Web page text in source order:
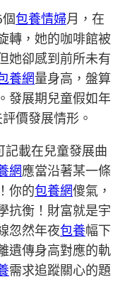
包養情婦月，在
轉，她的咖啡館被
她卻感到前所未有
養網量身高，盤算
發展期兒童假如年
價發展情形。
記載在兒童發展曲
網應當沿著某一條
你的包養網傻氣，
抗衡！財富就是宇
忽然年夜包養幅下
遺傳身高對應的軌
需求追蹤關心的題